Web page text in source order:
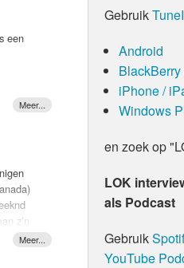
is
dus
een
drie
z’n
Gebruik
Android
BlackBerry
iPhone /
Windows
en zoek op
LOK
als Podcast
Gebruik
YouTube